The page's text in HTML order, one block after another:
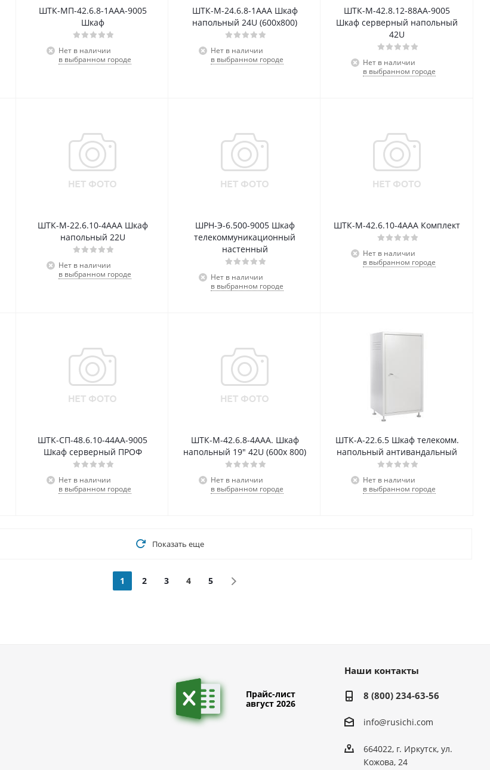
ШТК-МП-42.6.8-1ААА-9005
Шкаф
Нет в наличии
в выбранном городе
ШТК-М-24.6.8-1ААА Шкаф
напольный 24U (600х800)
Нет в наличии
в выбранном городе
ШТК-М-42.8.12-88АА-9005
Шкаф серверный напольный
42U
Нет в наличии
в выбранном городе
ШТК-М-22.6.10-4ААА Шкаф
напольный 22U
Нет в наличии
в выбранном городе
ШРН-Э-6.500-9005 Шкаф
телекоммуникационный
настенный
Нет в наличии
в выбранном городе
ШТК-М-42.6.10-4ААА Комплект
Нет в наличии
в выбранном городе
ШТК-СП-48.6.10-44АА-9005
Шкаф серверный ПРОФ
Нет в наличии
в выбранном городе
ШТК-М-42.6.8-4ААА. Шкаф
напольный 19" 42U (600x 800)
Нет в наличии
в выбранном городе
ШТК-А-22.6.5 Шкаф телекомм.
напольный антивандальный
Нет в наличии
в выбранном городе
Показать еще
1 2 3 4 5
Прайс-лист
август 2026
Наши контакты
8 (800) 234-63-56
info@rusichi.com
664022, г. Иркутск, ул.
Кожова, 24